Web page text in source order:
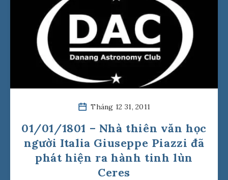
Tháng 12 31, 2011
01/01/1801 – Nhà thiên văn học
người Italia Giuseppe Piazzi đã
phát hiện ra hành tinh lùn
Ceres